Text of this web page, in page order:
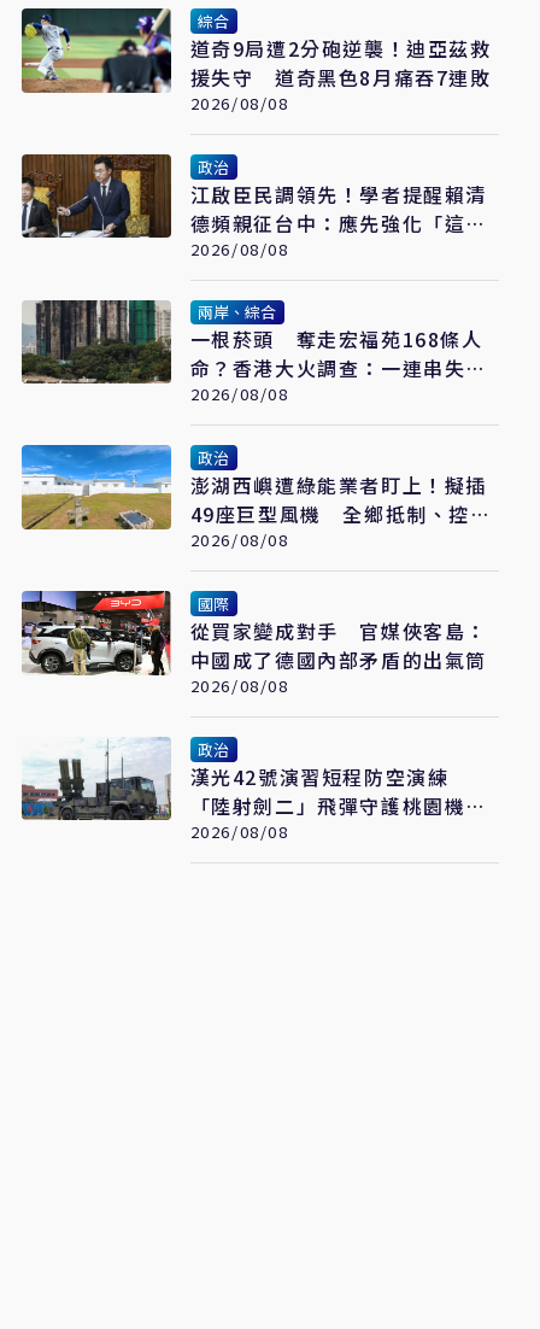
綜合
道奇9局遭2分砲逆襲！迪亞茲救
援失守 道奇黑色8月痛吞7連敗
2026/08/08
政治
江啟臣民調領先！學者提醒賴清
德頻親征台中：應先強化「這部
分」
2026/08/08
兩岸、綜合
一根菸頭 奪走宏福苑168條人
命？香港大火調查：一連串失守
的防線
2026/08/08
政治
澎湖西嶼遭綠能業者盯上！擬插
49座巨型風機 全鄉抵制、控開
發商打消耗戰
2026/08/08
國際
從買家變成對手 官媒俠客島：
中國成了德國內部矛盾的出氣筒
2026/08/08
政治
漢光42號演習短程防空演練
「陸射劍二」飛彈守護桃園機場
安全
2026/08/08